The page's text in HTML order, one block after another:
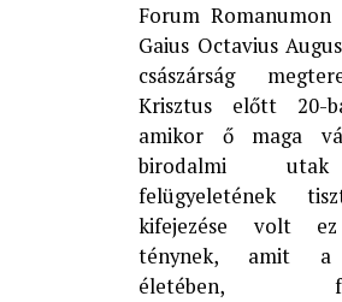
Forum
Gaius Octavius
császárság
Krisztus előtt 20-
amikor ő maga
birodalmi
felügyeletének
kifejezése volt
ténynek, amit a
életében,